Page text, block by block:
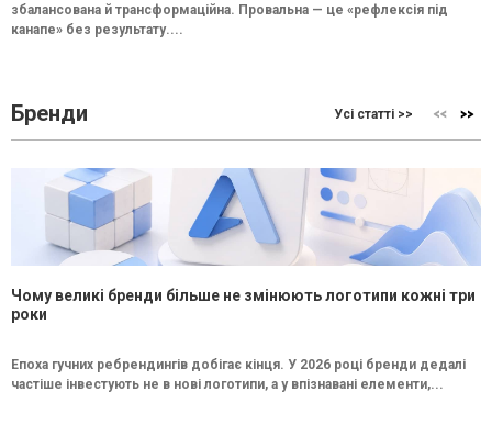
збалансована й трансформаційна. Провальна — це «рефлексія під
канапе» без результату....
Бренди Усі статті >>
Чому великі бренди більше не змінюють логотипи кожні три
роки
Епоха гучних ребрендингів добігає кінця. У 2026 році бренди дедалі
частіше інвестують не в нові логотипи, а у впізнавані елементи,...